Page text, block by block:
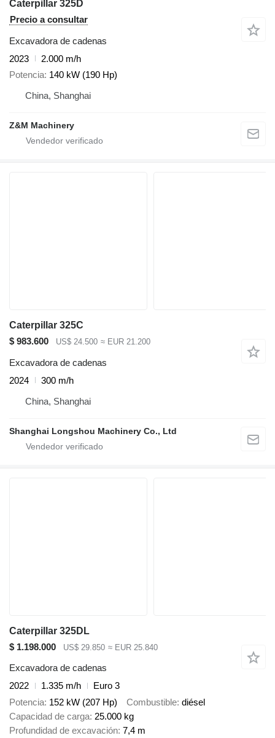
Caterpillar 325D
Precio a consultar
Excavadora de cadenas
2023
2.000 m/h
Potencia 140 kW (190 Hp)
China, Shanghai
Z&M Machinery
Caterpillar 325C
$ 983.600
US$ 24.500 ≈ EUR 21.200
Excavadora de cadenas
2024
300 m/h
China, Shanghai
Shanghai Longshou Machinery Co., Ltd
Caterpillar 325DL
$ 1.198.000
US$ 29.850 ≈ EUR 25.840
Excavadora de cadenas
2022
1.335 m/h
Euro 3
Potencia 152 kW (207 Hp) Combustible diésel
Capacidad de carga 25.000 kg
Profundidad de excavación 7,4 m